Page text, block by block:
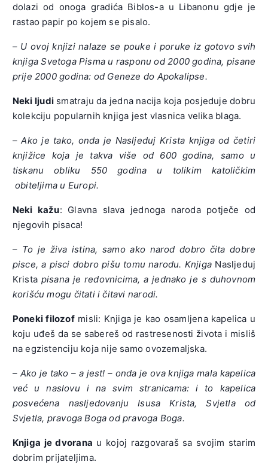
dolazi od onoga gradića Biblos-a u Libanonu gdje je
rastao papir po kojem se pisalo.
– U ovoj knjizi nalaze se pouke i poruke iz gotovo svih
knjiga Svetoga Pisma u rasponu od 2000 godina, pisane
prije 2000 godina: od Geneze do Apokalipse.
Neki ljudismatraju da jedna nacija koja posjeduje dobru
kolekciju popularnih knjiga jest vlasnica velika blaga.
–Ako je tako, onda je Nasljeduj Krista knjiga od četiri
knjižice koja je takva više od 600 godina, samo u
tiskanu obliku 550 godina u tolikim katoličkim
obiteljima u Europi.
Neki kažu: Glavna slava jednoga naroda potječe od
njegovih pisaca!
– To je živa istina, samo ako narod dobro čita dobre
pisce, a pisci dobro pišu tomu narodu. Knjiga Nasljeduj
Krista pisana je redovnicima, a jednako je s duhovnom
korišću mogu čitati i čitavi narodi.
Poneki filozofmisli: Knjiga je kao osamljena kapelica u
koju uđeš da se sabereš od rastresenosti života i misliš
na egzistenciju koja nije samo ovozemaljska.
– Ako je tako – a jest! – onda je ova knjiga mala kapelica
već u naslovu i na svim stranicama: i to kapelica
posvećena nasljedovanju Isusa Krista, Svjetla od
Svjetla, pravoga Boga od pravoga Boga.
Knjiga je dvorana u kojoj razgovaraš sa svojim starim
dobrim prijateljima.